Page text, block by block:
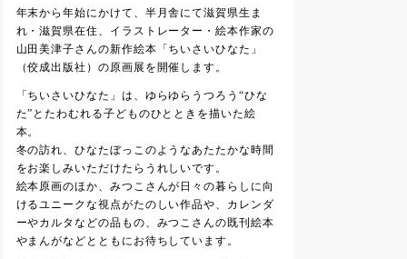
年末から年始にかけて、半月舎にて滋賀県生ま
れ・滋賀県在住、イラストレーター・絵本作家の
山田美津子さんの新作絵本「ちいさいひなた」
（佼成出版社）の原画展を開催します。
「ちいさいひなた」は、ゆらゆらうつろう“ひな
た”とたわむれる子どものひとときを描いた絵
本。
冬の訪れ、ひなたぼっこのようなあたたかな時間
をお楽しみいただけたらうれしいです。
絵本原画のほか、みつこさんが日々の暮らしに向
けるユニークな視点がたのしい作品や、カレンダ
ーやカルタなどの品もの、みつこさんの既刊絵本
やまんがなどとともにお待ちしています。